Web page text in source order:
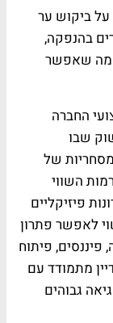
על ביקוש ער
בהנפקה,
מה שאפשר
החברה
שבו
של
השווי
פיזיקליים
לאפשר פתרון
פיננסים, פיתוח
מתמודד עם
גבוהים